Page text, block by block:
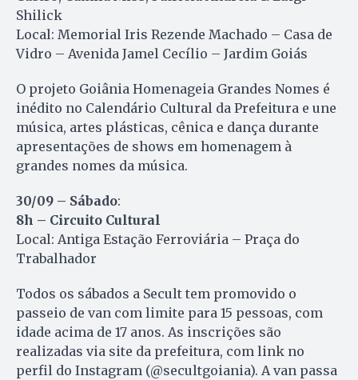
Shilick
Local: Memorial Iris Rezende Machado – Casa de
Vidro – Avenida Jamel Cecílio – Jardim Goiás
O projeto Goiânia Homenageia Grandes Nomes é
inédito no Calendário Cultural da Prefeitura e une
música, artes plásticas, cênica e dança durante
apresentações de shows em homenagem à
grandes nomes da música.
30/09 – Sábado:
8h – Circuito Cultural
Local: Antiga Estação Ferroviária – Praça do
Trabalhador
Todos os sábados a Secult tem promovido o
passeio de van com limite para 15 pessoas, com
idade acima de 17 anos. As inscrições são
realizadas via site da prefeitura, com link no
perfil do Instagram (@secultgoiania). A van passa